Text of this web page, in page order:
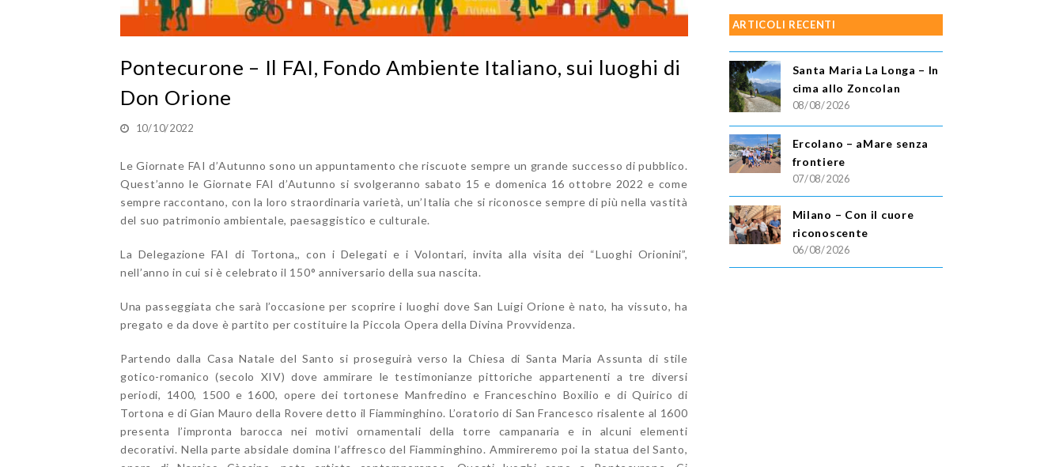
Pontecurone – Il FAI, Fondo Ambiente Italiano, sui luoghi di
Don Orione
10/10/2022
Le Giornate FAI d’Autunno sono un appuntamento che riscuote sempre un grande successo di pubblico.
Quest’anno le Giornate FAI d’Autunno si svolgeranno sabato 15 e domenica 16 ottobre 2022 e come
sempre raccontano, con la loro straordinaria varietà, un’Italia che si riconosce sempre di più nella vastità
del suo patrimonio ambientale, paesaggistico e culturale.
La Delegazione FAI di Tortona,, con i Delegati e i Volontari, invita alla visita dei “Luoghi Orionini”,
nell’anno in cui si è celebrato il 150° anniversario della sua nascita.
Una passeggiata che sarà l’occasione per scoprire i luoghi dove San Luigi Orione è nato, ha vissuto, ha
pregato e da dove è partito per costituire la Piccola Opera della Divina Provvidenza.
Partendo dalla Casa Natale del Santo si proseguirà verso la Chiesa di Santa Maria Assunta di stile
gotico-romanico (secolo XIV) dove ammirare le testimonianze pittoriche appartenenti a tre diversi
periodi, 1400, 1500 e 1600, opere dei tortonese Manfredino e Franceschino Boxilio e di Quirico di
Tortona e di Gian Mauro della Rovere detto il Fiamminghino. L’oratorio di San Francesco risalente al 1600
presenta l’impronta barocca nei motivi ornamentali della torre campanaria e in alcuni elementi
decorativi. Nella parte absidale domina l’affresco del Fiamminghino. Ammireremo poi la statua del Santo,
ARTICOLI RECENTI
Santa Maria La Longa – In
cima allo Zoncolan
08/08/2026
Ercolano – aMare senza
frontiere
07/08/2026
Milano – Con il cuore
riconoscente
06/08/2026